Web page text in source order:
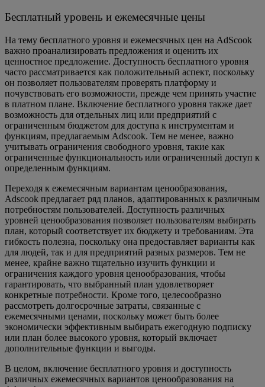
Бесплатный уровень и ежемесячные цены
На тему бесплатного уровня и ежемесячных цен на AdScook
важно проанализировать предложения и оценить их
ценностное предложение. Доступность бесплатного уровня
часто рассматривается как положительный аспект, поскольку
он позволяет пользователям проверять платформу и
почувствовать его возможности, прежде чем принять участие
в платном плане. Включение бесплатного уровня также дает
возможность для отдельных лиц или предприятий с
ограниченным бюджетом для доступа к инструментам и
функциям, предлагаемым Adscook. Тем не менее, важно
учитывать ограничения свободного уровня, такие как
ограниченные функциональность или ограниченный доступ к
определенным функциям.
Переходя к ежемесячным вариантам ценообразования,
Adscook предлагает ряд планов, адаптированных к различным
потребностям пользователей. Доступность различных
уровней ценообразования позволяет пользователям выбирать
план, который соответствует их бюджету и требованиям. Эта
гибкость полезна, поскольку она предоставляет варианты как
для людей, так и для предприятий разных размеров. Тем не
менее, крайне важно тщательно изучить функции и
ограничения каждого уровня ценообразования, чтобы
гарантировать, что выбранный план удовлетворяет
конкретные потребности. Кроме того, целесообразно
рассмотреть долгосрочные затраты, связанные с
ежемесячными ценами, поскольку может быть более
экономически эффективным выбирать ежегодную подписку
или план более высокого уровня, который включает
дополнительные функции и выгоды.
В целом, включение бесплатного уровня и доступность
различных ежемесячных вариантов ценообразования на